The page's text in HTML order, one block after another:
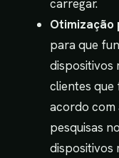
carregar.
Otimização
para que
dispositivos
clientes que
acordo com
pesquisas
dispositivos